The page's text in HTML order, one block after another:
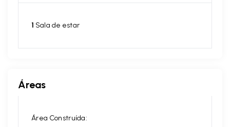
1 Sala de estar
Áreas
Área Construída: